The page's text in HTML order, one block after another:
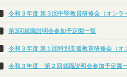
令和３年度 第３回中堅教員研修会（オンラ
第3回就職説明会参加予定園一覧
令和３年度 第１回特別支援教育研修会（オ
令和３年度 第２回就職説明会参加予定園